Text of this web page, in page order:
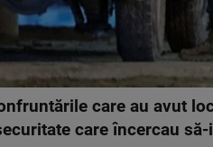
care au avut
care încercau